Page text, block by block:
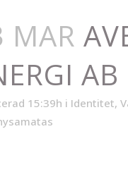
MAR
AB
15:39h i Identitet,